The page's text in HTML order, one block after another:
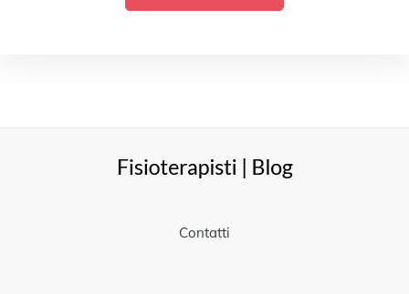
Contatti